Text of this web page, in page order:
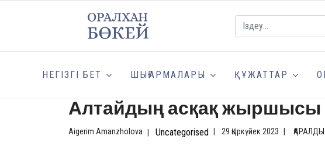
НЕГІЗГІ БЕТ ШЫҒАРМАЛАРЫ ҚҰЖАТТАР
Алтайдың асқақ жыршысы
Aigerim Amanzholova Uncategorised 29 Қыркүйек 2023